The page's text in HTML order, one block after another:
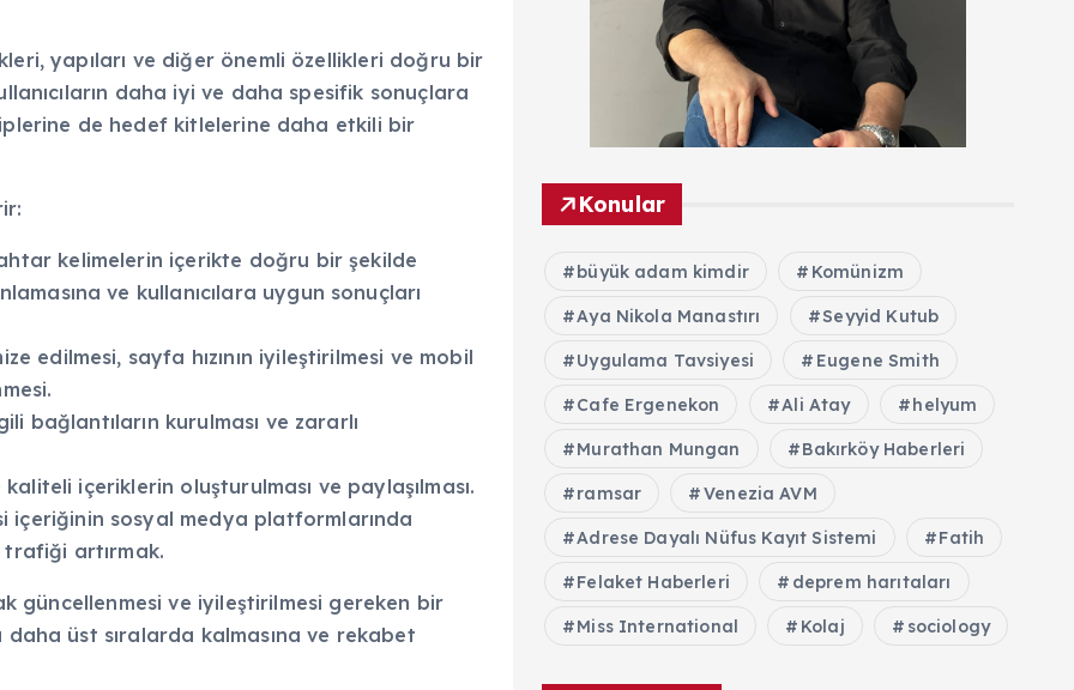
yapıları ve diğer önemli özellikleri doğru bir
daha iyi ve daha spesifik sonuçlara
de hedef kitlelerine daha etkili bir
kelimelerin içerikte doğru bir şekilde
ve kullanıcılara uygun sonuçları
edilmesi, sayfa hızının iyileştirilmesi ve mobil
bağlantıların kurulması ve zararlı
içeriklerin oluşturulması ve paylaşılması.
içeriğinin sosyal medya platformlarında
trafiği artırmak.
güncellenmesi ve iyileştirilmesi gereken bir
üst sıralarda kalmasına ve rekabet
Konular
büyük adam kimdir Komünizm
Aya Nikola Manastırı Seyyid Kutub
Uygulama Tavsiyesi Eugene Smith
Cafe Ergenekon Ali Atay helyum
Murathan Mungan Bakırköy Haberleri
ramsar Venezia AVM
Adrese Dayalı Nüfus Kayıt Sistemi Fatih
Felaket Haberleri deprem harıtaları
Miss International Kolaj sociology